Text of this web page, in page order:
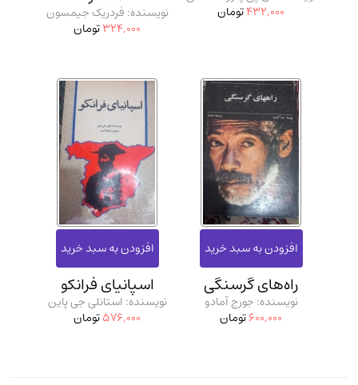
432,000تومان
نویسنده: فردریک جیمسون
324,000تومان
راه‌های گرسنگی
نویسنده: جورج آمادو
600,000تومان
اسپانیای فرانکو
نویسنده: استانلی جی پاین
576,000تومان